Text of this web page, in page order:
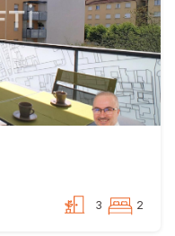
3 2